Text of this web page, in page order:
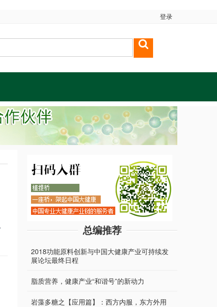
登录
总编推荐
发酵是门艺术，不仅仅是乳制品
功能食品寻找“独角兽”之旅|2018功能原料创新
与中国大健康产业可持续发展论坛日程
展论坛最终日程